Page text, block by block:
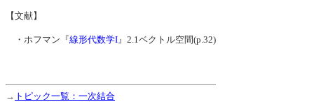
【文献】
・ホフマン『線形代数学I 』2.1ベクトル空間(p.32)
→ トピック一覧：一次結合